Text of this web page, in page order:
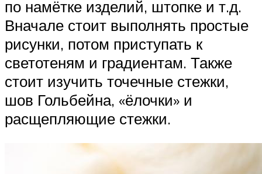
по намётке изделий, штопке и т.д.
Вначале стоит выполнять простые
рисунки, потом приступать к
светотеням и градиентам. Также
стоит изучить точечные стежки,
шов Гольбейна, «ёлочки» и
расщепляющие стежки.